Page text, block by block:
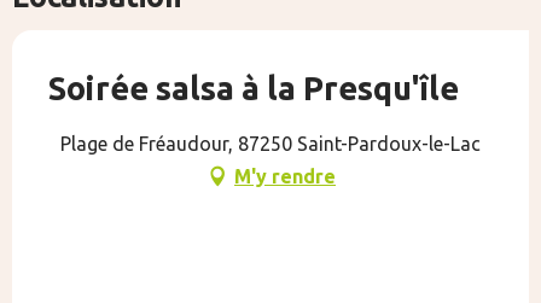
Soirée salsa à la Presqu'île
Plage de Fréaudour, 87250 Saint-Pardoux-le-Lac
M'y rendre